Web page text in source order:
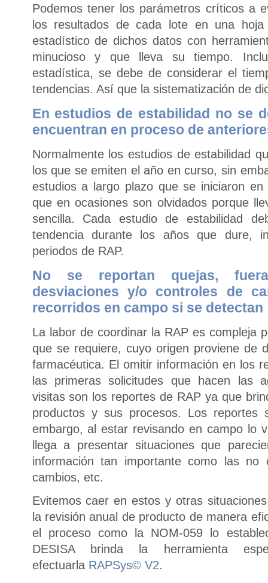
Podemos tener los parámetros críticos a
los resultados de cada lote en una
estadístico de dichos datos con
minucioso y que lleva su tiempo.
estadística, se debe de considerar el
tendencias. Así que la sistematización de
En estudios de estabilidad no se
encuentran en proceso de
Normalmente los estudios de estabilidad
los que se emiten el año en curso, sin
estudios a largo plazo que se iniciaron
que en ocasiones son olvidados porque
sencilla. Cada estudio de estabilidad
tendencia durante los años que dure,
periodos de RAP.
No se reportan quejas,
desviaciones y/o controles de
recorridos en campo si se detectan
La labor de coordinar la RAP es compleja
que se requiere, cuyo origen proviene de
farmacéutica. El omitir información en los
las primeras solicitudes que hacen las
visitas son los reportes de RAP ya que
productos y sus procesos. Los
embargo, al estar revisando en campo lo
llega a presentar situaciones que
información tan importante como las no
cambios, etc.
Evitemos caer en estos y otras
la revisión anual de producto de manera
el proceso como la NOM-059 lo
DESISA brinda la herramienta
efectuarla RAPSys© V2.